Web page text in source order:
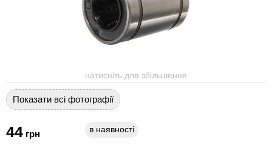
натисніть для збільшення
Показати всі фотографії
44 грн в наявності